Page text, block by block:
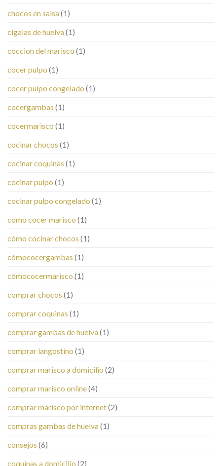
chocos en salsa(1)
cigalas de huelva(1)
coccion del marisco (1)
cocer pulpo (1)
cocer pulpo congelado (1)
cocergambas (1)
cocermarisco (1)
cocinar chocos (1)
cocinar coquinas (1)
cocinar pulpo (1)
cocinar pulpo congelado (1)
como cocer marisco (1)
cómo cocinar chocos (1)
cómococergambas (1)
cómococermarisco (1)
comprar chocos (1)
comprar coquinas (1)
comprar gambas de huelva(1)
comprar langostino (1)
comprar marisco a domicilio (2)
comprar marisco online(4)
comprar marisco por internet(2)
compras gambas de huelva(1)
consejos (6)
coquinas a domicilio (2)